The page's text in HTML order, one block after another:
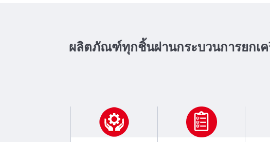
ผลิตภัณฑ์ทุกชิ้นผ่านกระบวนการยกเค